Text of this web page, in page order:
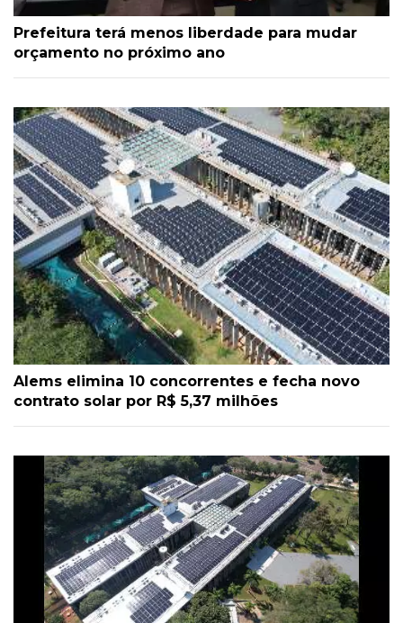
Prefeitura terá menos liberdade para mudar
orçamento no próximo ano
Alems elimina 10 concorrentes e fecha novo
contrato solar por R$ 5,37 milhões